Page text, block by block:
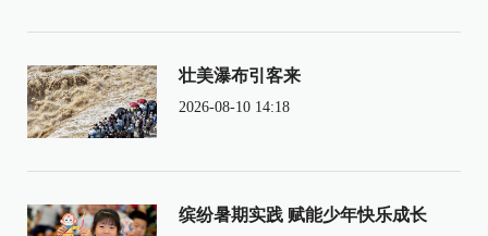
壮美瀑布引客来
2026-08-10 14:18
缤纷暑期实践 赋能少年快乐成长